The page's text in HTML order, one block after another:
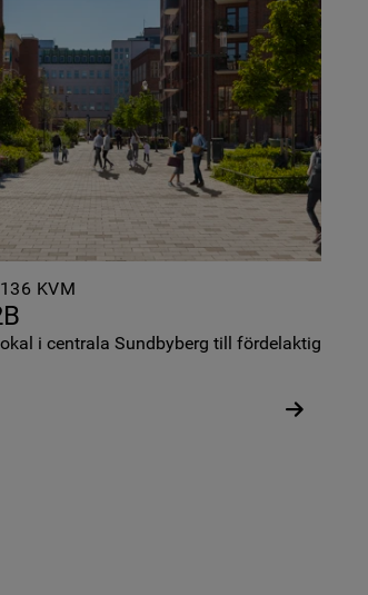
KVM
i centrala Sundbyberg till fördelaktig